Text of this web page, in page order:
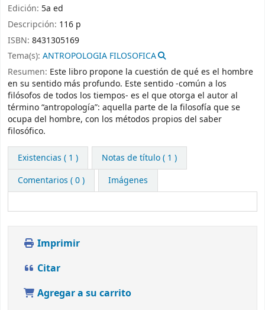
Edición: 5a ed
Descripción: 116 p
ISBN: 8431305169
Tema(s): ANTROPOLOGIA FILOSOFICA
Resumen: Este libro propone la cuestión de qué es el hombre
en su sentido más profundo. Este sentido -común a los
filósofos de todos los tiempos- es el que otorga el autor al
término “antropología”: aquella parte de la filosofía que se
ocupa del hombre, con los métodos propios del saber
filosófico.
Existencias ( 1 )
Notas de título ( 1 )
Comentarios ( 0 )
Imágenes
Imprimir
Citar
Agregar a su carrito